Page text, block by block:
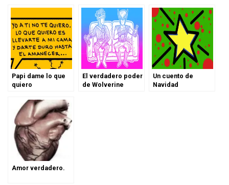
Papi dame lo que
quiero
El verdadero poder
de Wolverine
Un cuento de
Navidad
Amor verdadero.